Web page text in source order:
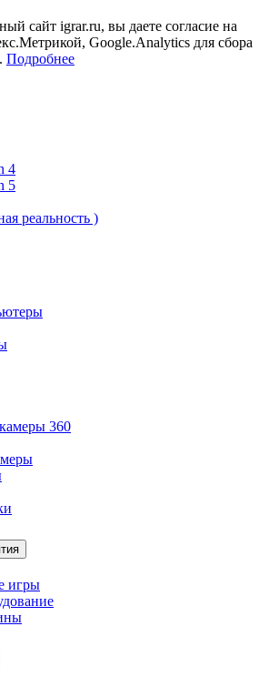
сайт igrar.ru, вы даете согласие на
Google.Analytics для сбора
Подробнее
4
5
реальность )
360
игры